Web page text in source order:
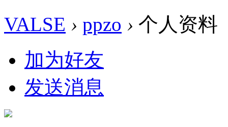
VALSE › ppzo › 个人资料
加为好友
发送消息